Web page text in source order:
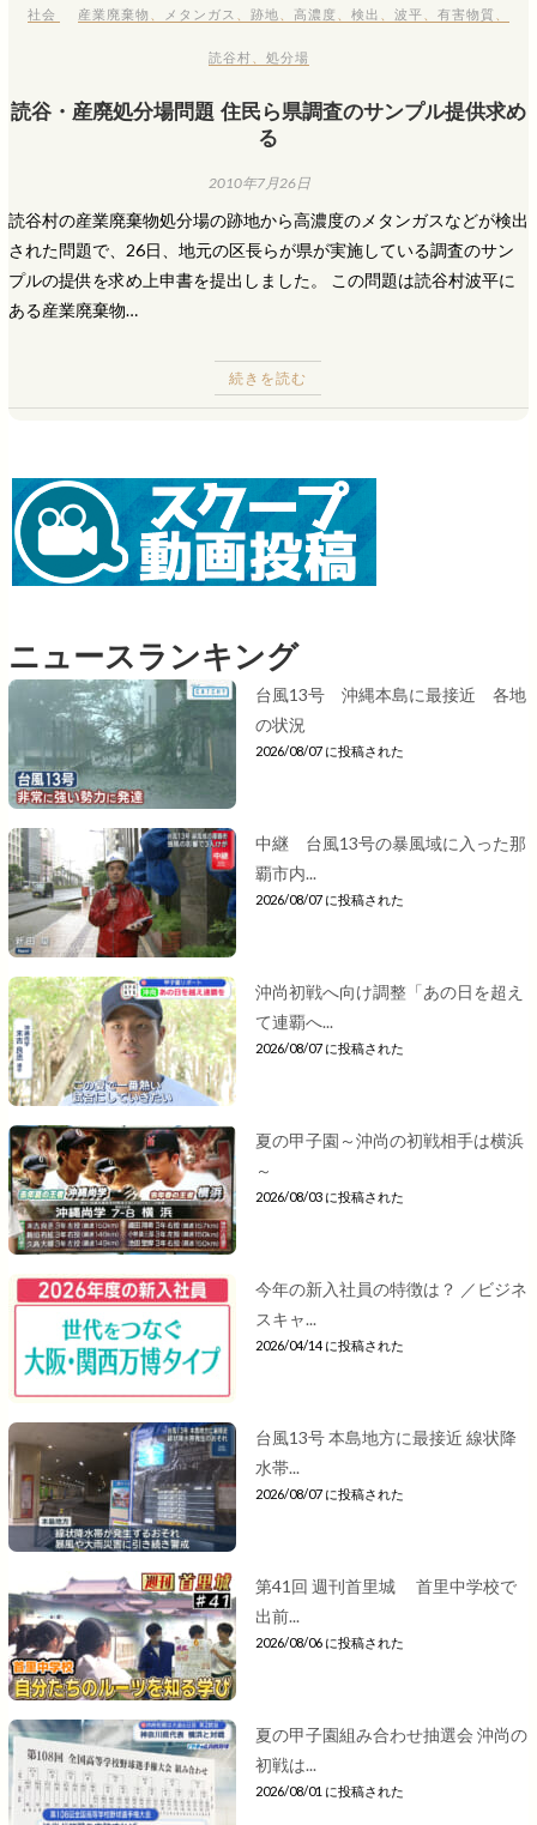
社会 産業廃棄物 メタンガス 跡地 高濃度 検出 波平 有害物質
読谷村 、処分場
読谷・産廃処分場問題 住民ら県調査のサンプル提供求め
る
2010年7月26日
読谷村の産業廃棄物処分場の跡地から高濃度のメタンガスなどが検出
された問題で、26日、地元の区長らが県が実施している調査のサン
プルの提供を求め上申書を提出しました。 この問題は読谷村波平に
ある産業廃棄物…
続きを読む
ニュースランキング
台風13号 沖縄本島に最接近 各地
の状況
2026/08/07 に投稿された
中継 台風13号の暴風域に入った那
覇市内...
2026/08/07 に投稿された
沖尚初戦へ向け調整「あの日を超え
て連覇へ...
2026/08/07 に投稿された
夏の甲子園～沖尚の初戦相手は横浜
～
2026/08/03 に投稿された
今年の新入社員の特徴は？ ／ビジネ
スキャ...
2026/04/14 に投稿された
台風13号 本島地方に最接近 線状降
水帯...
2026/08/07 に投稿された
第41回 週刊首里城 首里中学校で
出前...
2026/08/06 に投稿された
夏の甲子園組み合わせ抽選会 沖尚の
初戦は...
2026/08/01 に投稿された